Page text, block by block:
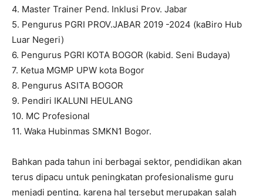
4. Master Trainer Pend. Inklusi Prov. Jabar
5. Pengurus PGRI PROV.JABAR 2019 -2024 (kaBiro Hub
Luar Negeri)
6. Pengurus PGRI KOTA BOGOR (kabid. Seni Budaya)
7. Ketua MGMP UPW kota Bogor
8. Pengurus ASITA BOGOR
9. Pendiri IKALUNI HEULANG
10. MC Profesional
11. Waka Hubinmas SMKN1 Bogor.
Bahkan pada tahun ini berbagai sektor, pendidikan akan
terus dipacu untuk peningkatan profesionalisme guru
menjadi penting. karena hal tersebut merupakan salah